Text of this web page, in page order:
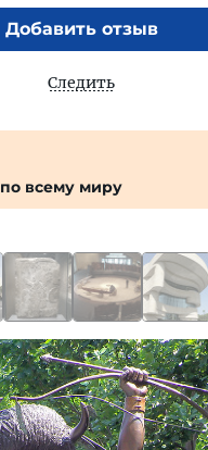
Добавить отзыв
Следить
по всему миру